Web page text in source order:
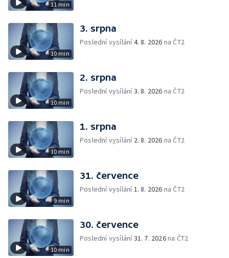
11 min
10 min
3. srpna
Poslední vysílání4. 8. 2026 na ČT2
10 min
2. srpna
Poslední vysílání3. 8. 2026 na ČT2
10 min
1. srpna
Poslední vysílání 2. 8. 2026 na ČT2
9 min
31. července
Poslední vysílání1. 8. 2026 na ČT2
10 min
30. července
Poslední vysílání31. 7. 2026na ČT2